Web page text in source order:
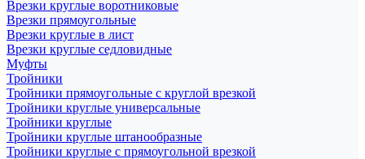
Врезки круглые воротниковые
Врезки прямоугольные
Врезки круглые в лист
Врезки круглые седловидные
Муфты
Тройники
Тройники прямоугольные с круглой врезкой
Тройники круглые универсальные
Тройники круглые
Тройники круглые штанообразные
Тройники круглые с прямоугольной врезкой